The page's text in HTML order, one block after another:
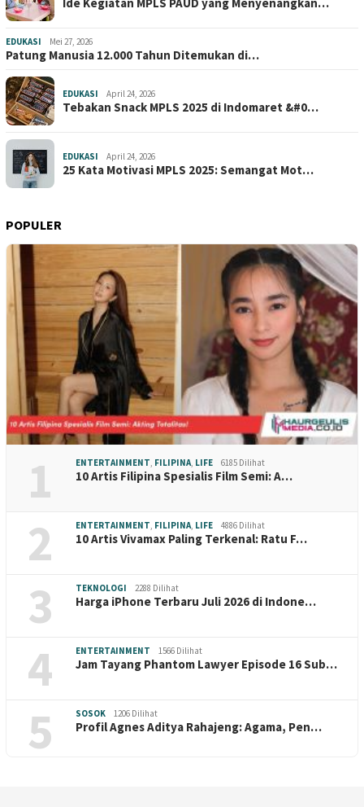
EDUKASI Mei 27, 2026
Patung Manusia 12.000 Tahun Ditemukan di…
EDUKASI April 24, 2026
Tebakan Snack MPLS 2025 di Indomaret &#0…
EDUKASI April 24, 2026
25 Kata Motivasi MPLS 2025: Semangat Mot…
POPULER
1 ENTERTAINMENT FILIPINA LIFE 6185 Dilihat
10 Artis Filipina Spesialis Film Semi: A…
2 ENTERTAINMENT FILIPINA LIFE 4886 Dilihat
10 Artis Vivamax Paling Terkenal: Ratu F…
3 TEKNOLOGI 2288 Dilihat
Harga iPhone Terbaru Juli 2026 di Indone…
4 ENTERTAINMENT 1566 Dilihat
Jam Tayang Phantom Lawyer Episode 16 Sub…
5 SOSOK 1206 Dilihat
Profil Agnes Aditya Rahajeng: Agama, Pen…